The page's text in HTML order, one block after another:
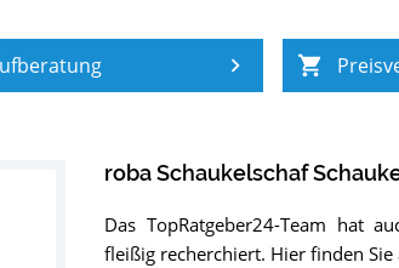
roba Schaukelschaf
Das TopRatgeber24-Team hat
fleißig recherchiert. Hier finden